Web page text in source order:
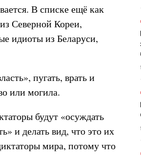
В списке ещё как
Северной Кореи,
идиоты из Беларуси,
пугать, врать и
или могила.
будут «осуждать
и делать вид, что это их
мира, потому что